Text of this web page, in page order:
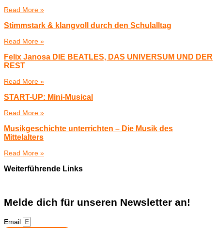
Read More »
Stimmstark & klangvoll durch den Schulalltag
Read More »
Felix Janosa DIE BEATLES, DAS UNIVERSUM UND DER
REST
Read More »
START-UP: Mini-Musical
Read More »
Musikgeschichte unterrichten – Die Musik des
Mittelalters
Read More »
Weiterführende Links
Melde dich für unseren Newsletter an!
Email